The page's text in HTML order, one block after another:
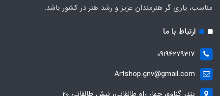
مناسب، یاری گر هنرمندان عزیز و رشد هنر در کشور باشد.
ارتباط با ما
09194279317
Artshop.gnv@gmail.com